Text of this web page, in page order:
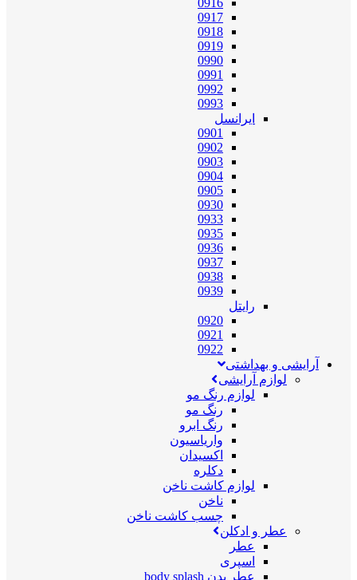
0916
0917
0918
0919
0990
0991
0992
0993
ایرانسل
0901
0902
0903
0904
0905
0930
0933
0935
0936
0937
0938
0939
رایتل
0920
0921
0922
آرایشی و بهداشتی
لوازم آرایشی
لوازم رنگ مو
رنگ مو
رنگ ابرو
واریاسیون
اکسیدان
دکلره
لوازم کاشت ناخن
ناخن
چسب کاشت ناخن
عطر و ادکلن
عطر
اسپری
عطر بدن body splash